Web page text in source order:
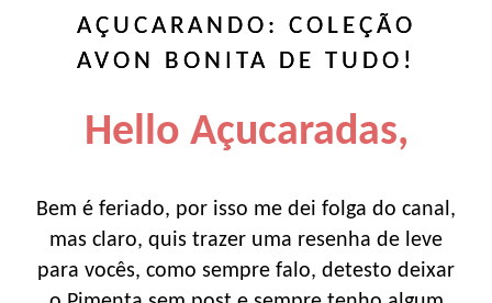
AÇUCARANDO: COLEÇÃO
AVON BONITA DE TUDO!
Hello Açucaradas,
Bem é feriado, por isso me dei folga do canal,
mas claro, quis trazer uma resenha de leve
para vocês, como sempre falo, detesto deixar